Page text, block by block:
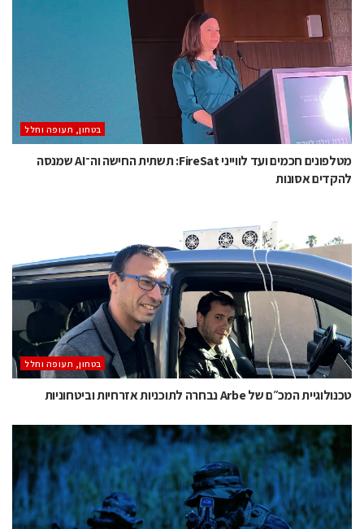
בטחון, תעופה וחלל
מטלפונים חכמים ועד לווייני FireSat: תשתית החישה וה־AI שמנסה
להקדים אסונות
בטחון, תעופה וחלל
טכנולוגיית המכ״ם של Arbe נבחרה לתוכניות אזרחיות וביטחוניות